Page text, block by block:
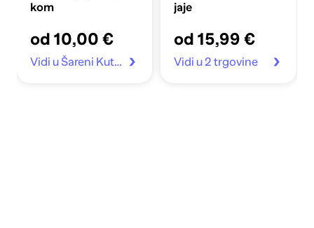
kom
od 10,00 €
Vidi u Šareni Kutak
jaje
od 15,99 €
Vidi u 2 trgovine